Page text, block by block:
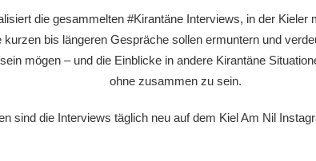
die gesammelten #Kirantäne Interviews, in der Kieler
bis längeren Gespräche sollen ermuntern und
mögen – und die Einblicke in andere Kirantäne
ohne zusammen zu sein.
sind die Interviews täglich neu auf dem Kiel Am Nil